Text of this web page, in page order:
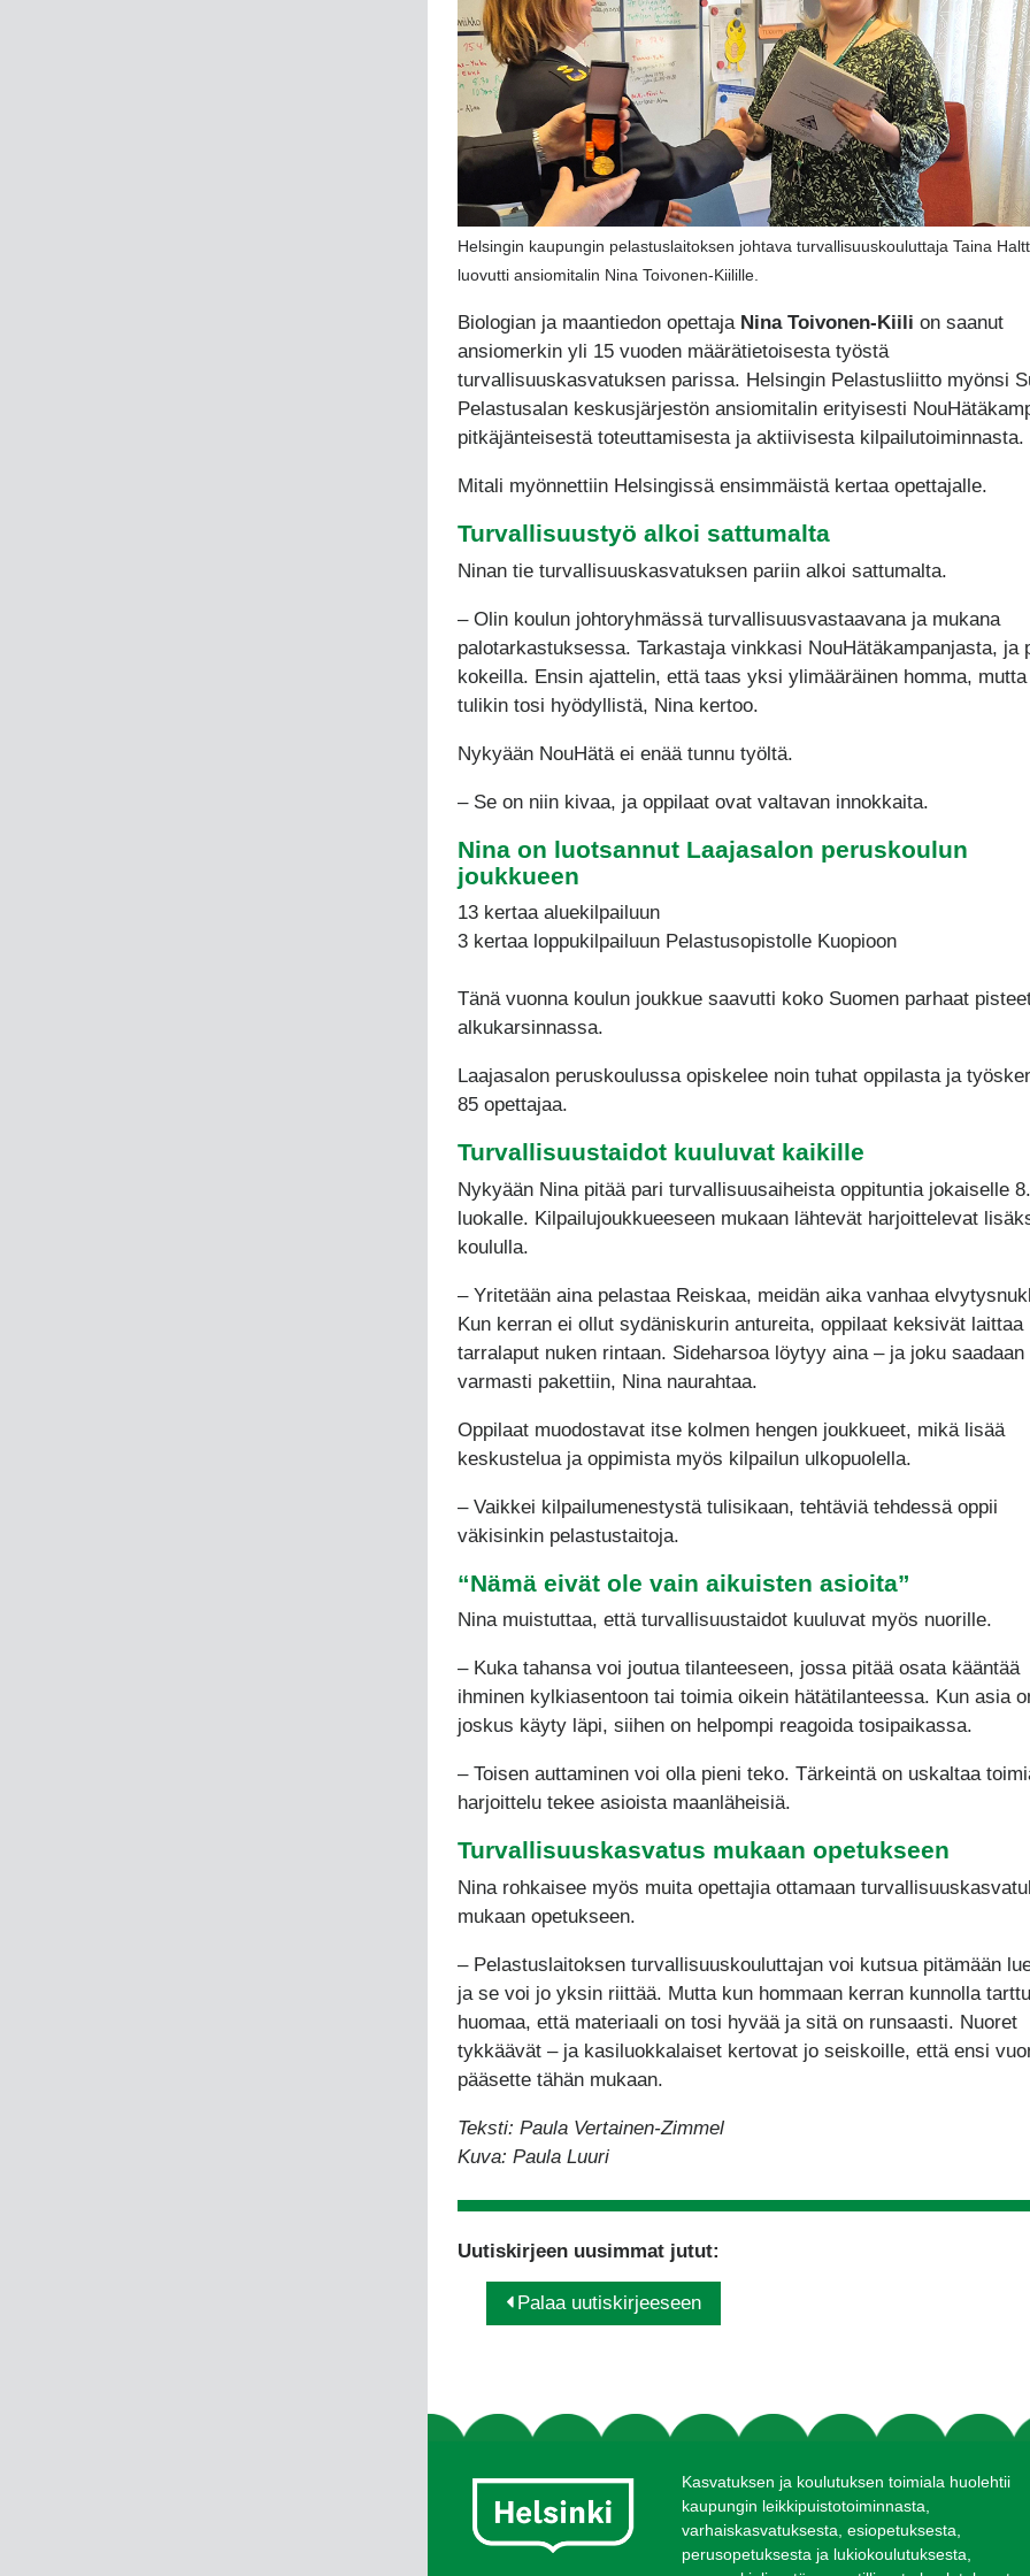
Helsingin kaupungin pelastuslaitoksen johtava turvallisuuskouluttaja Taina
luovutti ansiomitalin Nina Toivonen-Kiilille.
Biologian ja maantiedon opettaja Nina Toivonen-Kiili on saanut
ansiomerkin yli 15 vuoden määrätietoisesta työstä
turvallisuuskasvatuksen parissa. Helsingin Pelastusliitto myönsi
Pelastusalan keskusjärjestön ansiomitalin erityisesti
pitkäjänteisestä toteuttamisesta ja aktiivisesta kilpailutoiminnasta.
Mitali myönnettiin Helsingissä ensimmäistä kertaa opettajalle.
Turvallisuustyö alkoi sattumalta
Ninan tie turvallisuuskasvatuksen pariin alkoi sattumalta.
– Olin koulun johtoryhmässä turvallisuusvastaavana ja mukana
palotarkastuksessa. Tarkastaja vinkkasi NouHätäkampanjasta, ja
kokeilla. Ensin ajattelin, että taas yksi ylimääräinen homma,
tulikin tosi hyödyllistä, Nina kertoo.
Nykyään NouHätä ei enää tunnu työltä.
– Se on niin kivaa, ja oppilaat ovat valtavan innokkaita.
Nina on luotsannut Laajasalon peruskoulun
joukkueen
13 kertaa aluekilpailuun
3 kertaa loppukilpailuun Pelastusopistolle Kuopioon
Tänä vuonna koulun joukkue saavutti koko Suomen parhaat
alkukarsinnassa.
Laajasalon peruskoulussa opiskelee noin tuhat oppilasta ja
85 opettajaa.
Turvallisuustaidot kuuluvat kaikille
Nykyään Nina pitää pari turvallisuusaiheista oppituntia jokaiselle 8.
luokalle. Kilpailujoukkueeseen mukaan lähtevät harjoittelevat
koululla.
– Yritetään aina pelastaa Reiskaa, meidän aika vanhaa
Kun kerran ei ollut sydäniskurin antureita, oppilaat keksivät laittaa
tarralaput nuken rintaan. Sideharsoa löytyy aina – ja joku saadaan
varmasti pakettiin, Nina naurahtaa.
Oppilaat muodostavat itse kolmen hengen joukkueet, mikä lisää
keskustelua ja oppimista myös kilpailun ulkopuolella.
– Vaikkei kilpailumenestystä tulisikaan, tehtäviä tehdessä oppii
väkisinkin pelastustaitoja.
“Nämä eivät ole vain aikuisten asioita”
Nina muistuttaa, että turvallisuustaidot kuuluvat myös nuorille.
– Kuka tahansa voi joutua tilanteeseen, jossa pitää osata kääntää
ihminen kylkiasentoon tai toimia oikein hätätilanteessa. Kun asia
joskus käyty läpi, siihen on helpompi reagoida tosipaikassa.
– Toisen auttaminen voi olla pieni teko. Tärkeintä on uskaltaa
harjoittelu tekee asioista maanläheisiä.
Turvallisuuskasvatus mukaan opetukseen
Nina rohkaisee myös muita opettajia ottamaan
mukaan opetukseen.
– Pelastuslaitoksen turvallisuuskouluttajan voi kutsua pitämään
ja se voi jo yksin riittää. Mutta kun hommaan kerran kunnolla
huomaa, että materiaali on tosi hyvää ja sitä on runsaasti. Nuoret
tykkäävät – ja kasiluokkalaiset kertovat jo seiskoille, että ensi
pääsette tähän mukaan.
Teksti: Paula Vertainen-Zimmel
Kuva: Paula Luuri
Uutiskirjeen uusimmat jutut:
Palaa uutiskirjeeseen
Kasvatuksen ja koulutuksen toimiala huolehtii
kaupungin leikkipuistotoiminnasta,
varhaiskasvatuksesta, esiopetuksesta,
perusopetuksesta ja lukiokoulutuksesta,